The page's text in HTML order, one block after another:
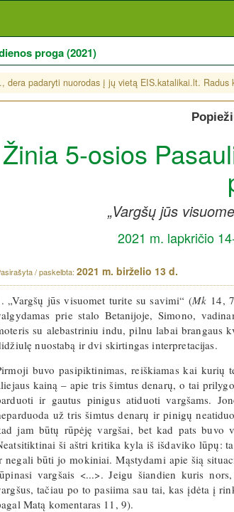
proga (2021)
padaryti nuorodas į jų vietą EIS.katalikai.lt. Radus
Žinia 5-osios
„Vargšų jūs
2021 m. lapkričio
2021 m. birželio 13 d.
„Vargšų jūs visuomet turite su savimi“ (Mk 14,
prie stalo Betanijoje, Simono,
su alebastriniu indu, pilnu labai brangaus
nuostabą ir dvi skirtingas interpretacijas.
buvo pasipiktinimas, reiškiamas kai kurių
kainą – apie tris šimtus denarų, o tai
ir gautus pinigus atiduoti vargšams.
už tris šimtus denarų ir pinigų
jam būtų rūpėję vargšai, bet kad pats buvo
ši aštri kritika kyla iš išdaviko lūpų:
negali būti jo mokiniai. Mąstydami apie šią
vargšais <...>. Jeigu šiandien kuris
tačiau po to pasiima sau tai, kas įdėta į
Matą komentaras 11, 9).